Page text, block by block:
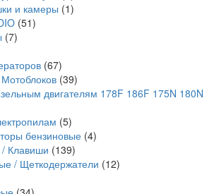
и камеры (1)
(51)
(7)
(67)
(39)
двигателям 178F 186F 175N 180N
(5)
бензиновые (4)
Клавиши (139)
/ Щеткодержатели (12)